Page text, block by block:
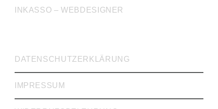
INKASSO – WEBDESIGNER
DATENSCHUTZERKLÄRUNG
IMPRESSUM